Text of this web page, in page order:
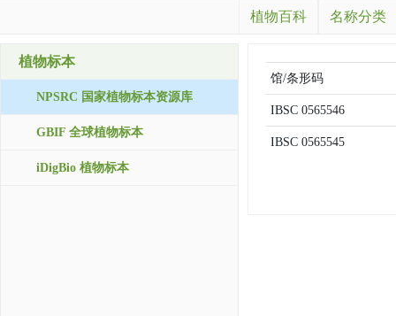
植物百科 名称分类
植物标本
NPSRC 国家植物标本资源库
GBIF 全球植物标本
iDigBio 植物标本
馆/条形码
IBSC 0565546
IBSC 0565545